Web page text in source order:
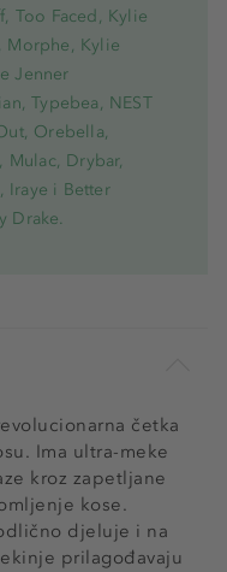
Too Faced, Kylie
Morphe, Kylie
Jenner
Typebea, NEST
Orebella,
Mulac, Drybar,
Iraye i Better
Drake.
četka
Ima ultra-meke
kroz zapetljane
kose.
djeluje i na
prilagođavaju